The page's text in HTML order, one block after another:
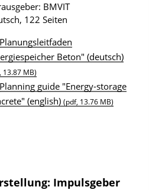
BMVIT
122 Seiten
Planungsleitfaden
Beton" (deutsch)
13.87 MB)
Planning guide "Energy-storage
(english) (pdf, 13.76 MB)
Impulsgeber